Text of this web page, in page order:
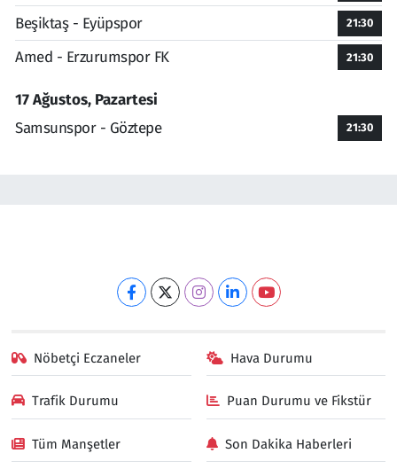
Beşiktaş - Eyüpspor 21:30
Amed - Erzurumspor FK 21:30
17 Ağustos, Pazartesi
Samsunspor - Göztepe
21:30
Nöbetçi Eczaneler Hava Durumu
Trafik Durumu Puan Durumu ve Fikstür
Tüm Manşetler Son Dakika Haberleri